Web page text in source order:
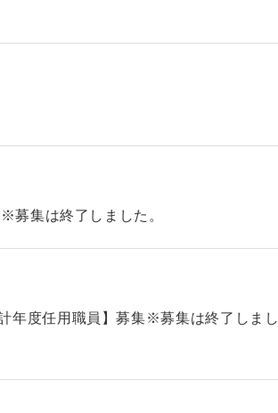
募集は終了しました。
年度任用職員】募集※募集は終了しまし